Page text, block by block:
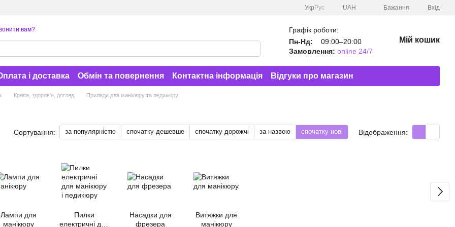
Укр Рус UAH Бажання Вхід
вам?
Графік роботи:
Пн-Нд:
09:00–20:00
Замовлення: online 24/7
Мій кошик
і доставка Обмін та повернення Контактна інформація
Відгуки про магазин
Краса, здоров'я, догляд Прилади для манікюру та педикюру
Сортування: за популярністю спочатку дешевше спочатку дорожчі за назвою спочатку нові Відображення:
Лампи для
манікюру
Пилки
електричні для
Насадки для
фрезера
Витяжки для
манікюру